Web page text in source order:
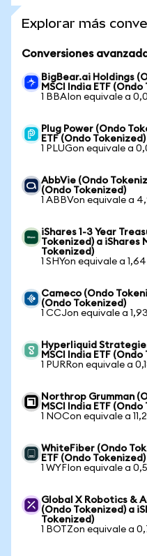
Explorar más
Conversiones
BigBear.ai Holdings
MSCI India ETF
1 BBAIon equivale a
Plug Power (Ondo
ETF (Ondo Tokenized)
1 PLUGon equivale a
AbbVie (Ondo
(Ondo Tokenized)
1 ABBVon equivale a
iShares 1-3 Year
Tokenized) a iShares
Tokenized)
1 SHYon equivale a
Cameco (Ondo
(Ondo Tokenized)
1 CCJon equivale a
Hyperliquid
MSCI India ETF
1 PURRon equivale a
Northrop Grumman
MSCI India ETF
1 NOCon equivale a
WhiteFiber (Ondo
ETF (Ondo Tokenized)
1 WYFIon equivale a
Global X Robotics &
(Ondo Tokenized) a
Tokenized)
1 BOTZon equivale a